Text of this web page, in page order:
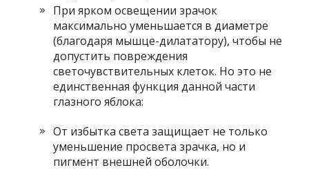
При ярком освещении зрачок
максимально уменьшается в диаметре
(благодаря мышце-дилататору), чтобы не
допустить повреждения
светочувствительных клеток. Но это не
единственная функция данной части
глазного яблока:
От избытка света защищает не только
уменьшение просвета зрачка, но и
пигмент внешней оболочки.